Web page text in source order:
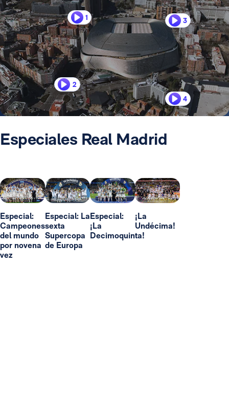
1
2
3
4
Especiales Real Madrid
Especial:
Campeones
del mundo
por novena
vez
Especial: La
sexta
Supercopa
de Europa
Especial:
¡La
Decimoquinta!
¡La
Undécima!